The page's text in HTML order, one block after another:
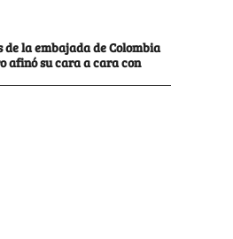
de la embajada de Colombia
afinó su cara a cara con